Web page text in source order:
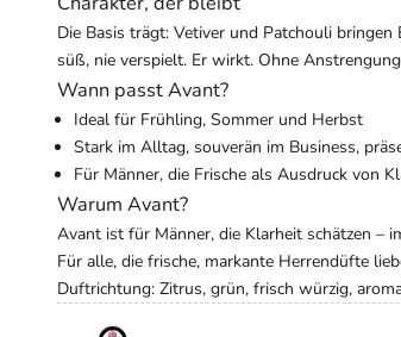
Die Basis trägt: Vetiver und Patchouli
süß, nie verspielt. Er wirkt. Ohne
Wann passt Avant?
Ideal für Frühling, Sommer und Herbst
Stark im Alltag, souverän im Business,
Für Männer, die Frische als Ausdruck von
Warum Avant?
Avant ist für Männer, die Klarheit schätzen –
Für alle, die frische, markante Herrendüfte
Duftrichtung: Zitrus, grün, frisch würzig,